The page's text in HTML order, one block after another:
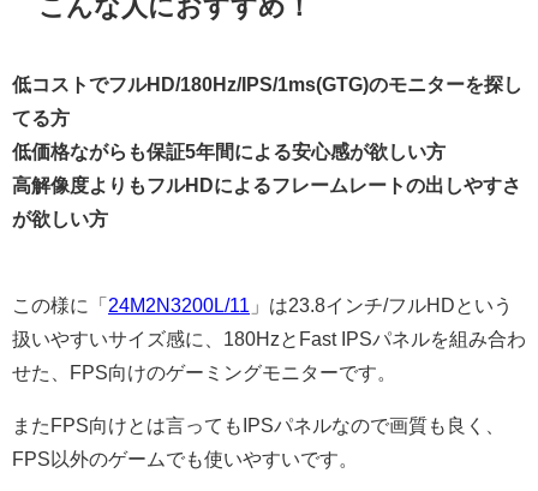
こんな人におすすめ！
低コストでフルHD/180Hz/IPS/1ms(GTG)のモニターを探し
てる方
低価格ながらも保証5年間による安心感が欲しい方
高解像度よりもフルHDによるフレームレートの出しやすさ
が欲しい方
この様に「 24M2N3200L/11
」は23.8インチ/フルHDという
扱いやすいサイズ感に、180HzとFast IPSパネルを組み合わ
せた、FPS向けのゲーミングモニターです。
またFPS向けとは言ってもIPSパネルなので画質も良く、
FPS以外のゲームでも使いやすいです。